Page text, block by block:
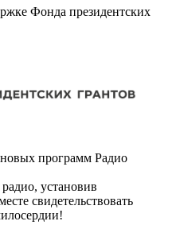
Фонда президентских
программ Радио
установив
свидетельствовать